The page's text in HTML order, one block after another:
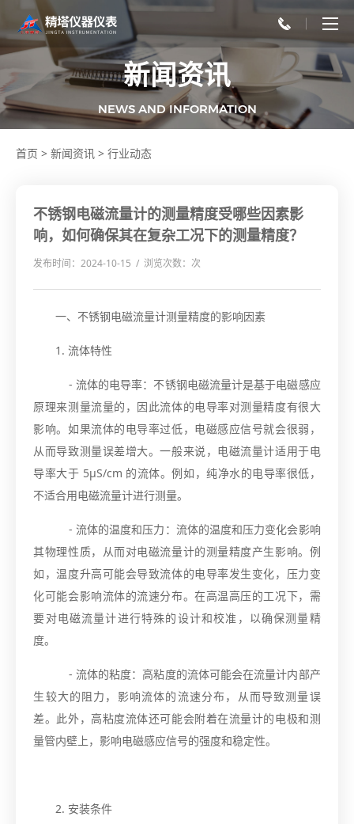
新闻资讯
NEWS AND INFORMATION
首页 > 新闻资讯 > 行业动态
不锈钢电磁流量计的测量精度受哪些因素影
响，如何确保其在复杂工况下的测量精度？
发布时间：2024-10-15 / 浏览次数： 次
一、不锈钢电磁流量计测量精度的影响因素
1. 流体特性
- 流体的电导率：不锈钢电磁流量计是基于电磁感应
原理来测量流量的，因此流体的电导率对测量精度有很大
影响。如果流体的电导率过低，电磁感应信号就会很弱，
从而导致测量误差增大。一般来说，电磁流量计适用于电
导率大于 5μS/cm 的流体。例如，纯净水的电导率很低，
不适合用电磁流量计进行测量。
- 流体的温度和压力：流体的温度和压力变化会影响
其物理性质，从而对电磁流量计的测量精度产生影响。例
如，温度升高可能会导致流体的电导率发生变化，压力变
化可能会影响流体的流速分布。在高温高压的工况下，需
要对电磁流量计进行特殊的设计和校准，以确保测量精
度。
- 流体的粘度：高粘度的流体可能会在流量计内部产
生较大的阻力，影响流体的流速分布，从而导致测量误
差。此外，高粘度流体还可能会附着在流量计的电极和测
量管内壁上，影响电磁感应信号的强度和稳定性。
2. 安装条件